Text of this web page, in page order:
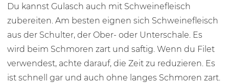
Du kannst Gulasch auch mit Schweinefleisch
zubereiten. Am besten eignen sich Schweinefleisch
aus der Schulter, der Ober- oder Unterschale. Es
wird beim Schmoren zart und saftig. Wenn du Filet
verwendest, achte darauf, die Zeit zu reduzieren. Es
ist schnell gar und auch ohne langes Schmoren zart.